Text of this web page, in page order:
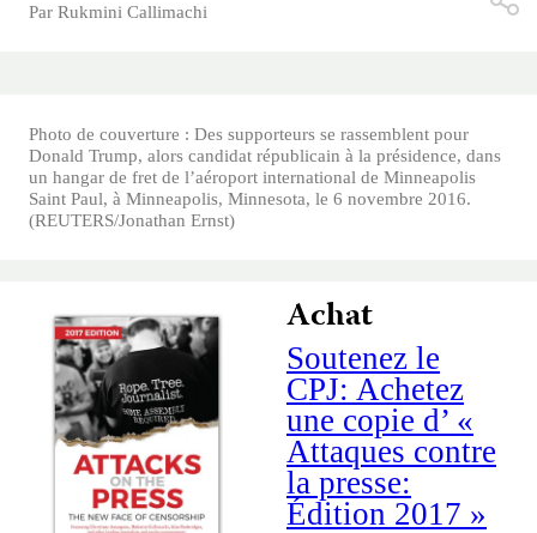
Par Rukmini Callimachi
Photo de couverture : Des supporteurs se rassemblent pour
Donald Trump, alors candidat républicain à la présidence, dans
un hangar de fret de l’aéroport international de Minneapolis
Saint Paul, à Minneapolis, Minnesota, le 6 novembre 2016.
(REUTERS/Jonathan Ernst)
Achat
Soutenez le
CPJ: Achetez
une copie d’ «
Attaques contre
la presse:
Édition 2017 »